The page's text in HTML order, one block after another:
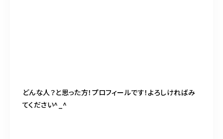
どんな人？と思った方！プロフィールです！よろしければみ
てください^_^